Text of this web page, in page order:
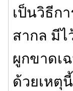
เป็นวิธีก
สากล มี
ผูกขาดเ
ด้วยเหตุ